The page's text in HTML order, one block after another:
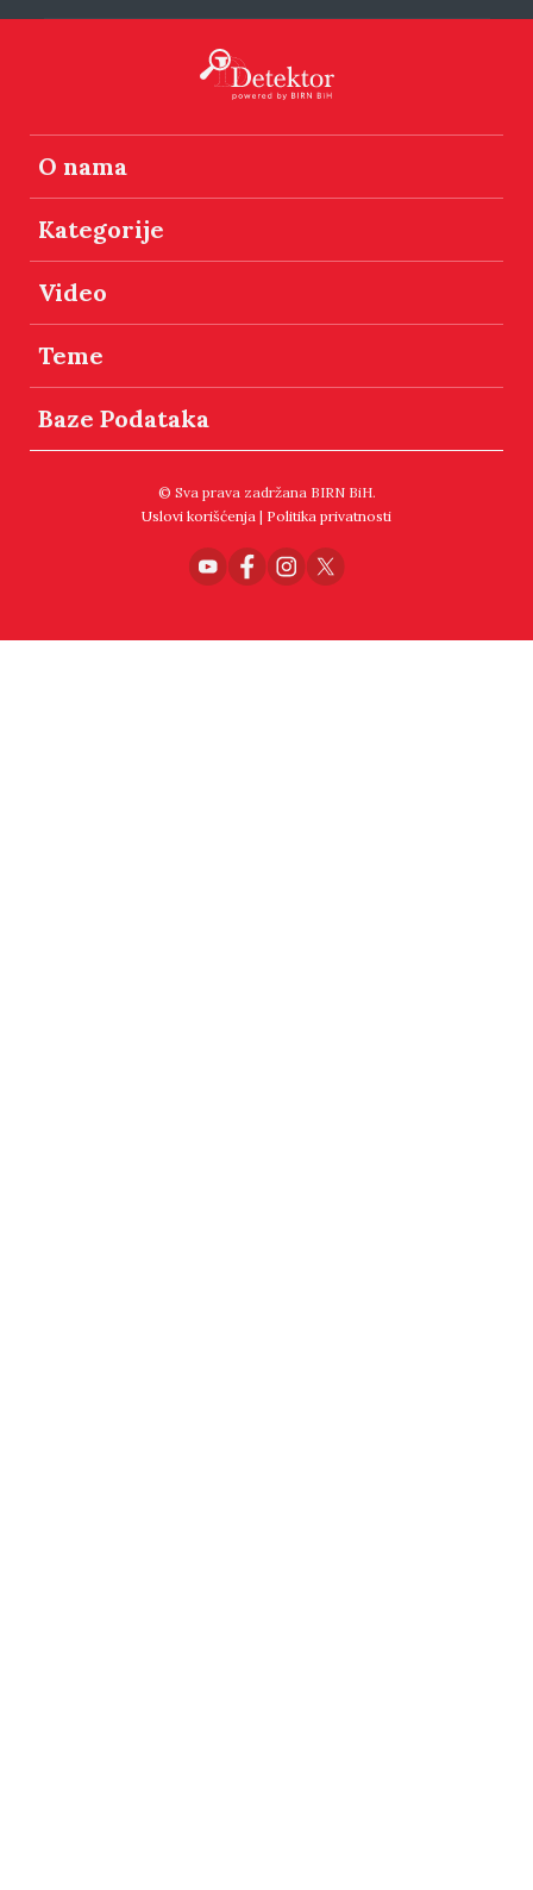
O nama
Kategorije
Video
Teme
Baze Podataka
© Sva prava zadržana BIRN BiH.
Uslovi korišćenja | Politika privatnosti